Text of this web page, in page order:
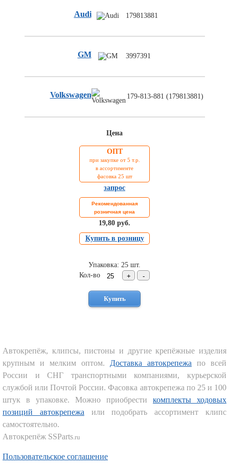
Форсунки
Новинки
Audi 179813881
GM 3997391
Volkswagen 179-813-881 (179813881)
Цена
ОПТ
при закупке от 5 т.р.
в ассортименте
фасовка 25 шт
запрос
Рекомендованная
розничная цена
19,80 руб.
Купить в розницу
Упаковка: 25 шт.
Кол-во
Автокрепёж, клипсы, пистоны и другие крепёжные изделия
крупным и мелким оптом. Доставка автокрепежа по всей
России и СНГ транспортными компаниями, курьерской
службой или Почтой России. Фасовка автокрепежа по 25 и 100
штук в упаковке. Можно приобрести комплекты ходовых
позиций автокрепежа или подобрать ассортимент клипс
самостоятельно.
Автокрепёж SSParts.ru
Пользовательское соглашение